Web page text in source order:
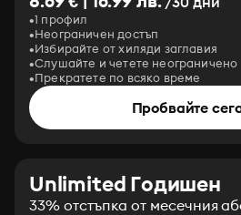
1 профил
Неограничен достъп
Избирайте от хиляди заглавия
Слушайте и четете неограничено
Прекратете по всяко време
Пробвайте
Unlimited Годишен
33% отстъпка от месечния